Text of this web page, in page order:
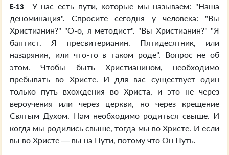
E-13
У нас есть пути, которые мы называем: "Наша
деноминация". Спросите сегодня у человека: "Вы
Христианин?" "О-о, я методист". "Вы Христианин?" "Я
баптист. Я пресвитерианин. Пятидесятник, или
назарянин, или что-то в таком роде". Вопрос не об
этом. Чтобы быть Христианином, необходимо
пребывать во Христе. И для вас существует один
только путь вхождения во Христа, и это не через
вероучения или через церкви, но через крещение
Святым Духом. Нам необходимо родиться свыше. И
когда мы родились свыше, тогда мы во Христе. И если
вы во Христе — вы на Пути, потому что Он Путь.